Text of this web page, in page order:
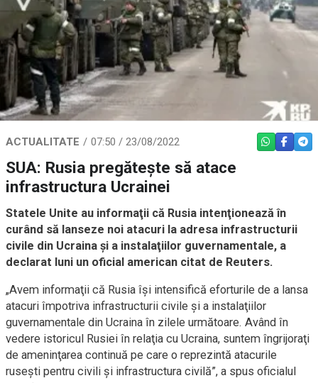
ACTUALITATE 07:50 / 23/08/2022 WHATSAPP
SUA: Rusia pregătește să atace
infrastructura Ucrainei
Statele Unite au informaţii că Rusia intenţionează în
curând să lanseze noi atacuri la adresa infrastructurii
civile din Ucraina şi a instalaţiilor guvernamentale, a
declarat luni un oficial american citat de Reuters.
„Avem informaţii că Rusia îşi intensifică eforturile de a lansa
atacuri împotriva infrastructurii civile şi a instalaţiilor
guvernamentale din Ucraina în zilele următoare. Având în
vedere istoricul Rusiei în relaţia cu Ucraina, suntem îngrijoraţi
de ameninţarea continuă pe care o reprezintă atacurile
ruseşti pentru civili şi infrastructura civilă”, a spus oficialul